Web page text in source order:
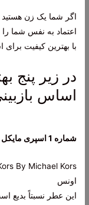
اگر شما یک زن هستید
اعتماد به نفس شما
با بهترین کیفیت
در زیر پنج
اساس بازبینی های
شماره 1 اسپری مایکل کورس EAU-DE-PARFUM
اونس
این عطر نسبتاً بدیع